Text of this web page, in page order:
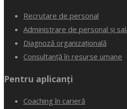
Recrutare de personal
Administrare de personal și
Diagnoză organizațională
Consultanță în resurse umane
Pentru aplicanți
Coaching în carieră